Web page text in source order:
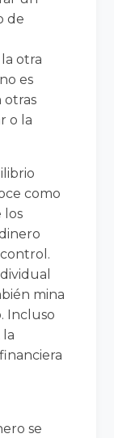
de
otra
es
otras
o la
como
los
mina
Incluso
la
se